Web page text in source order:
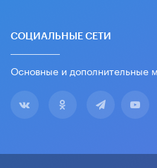
СОЦИАЛЬНЫЕ СЕТИ
Основные и дополнительные